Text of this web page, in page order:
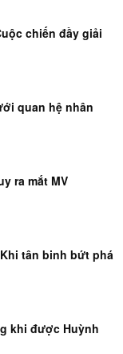
chiến đầy giải
quan hệ nhân
ra mắt MV
tân binh bứt phá
khi được Huỳnh